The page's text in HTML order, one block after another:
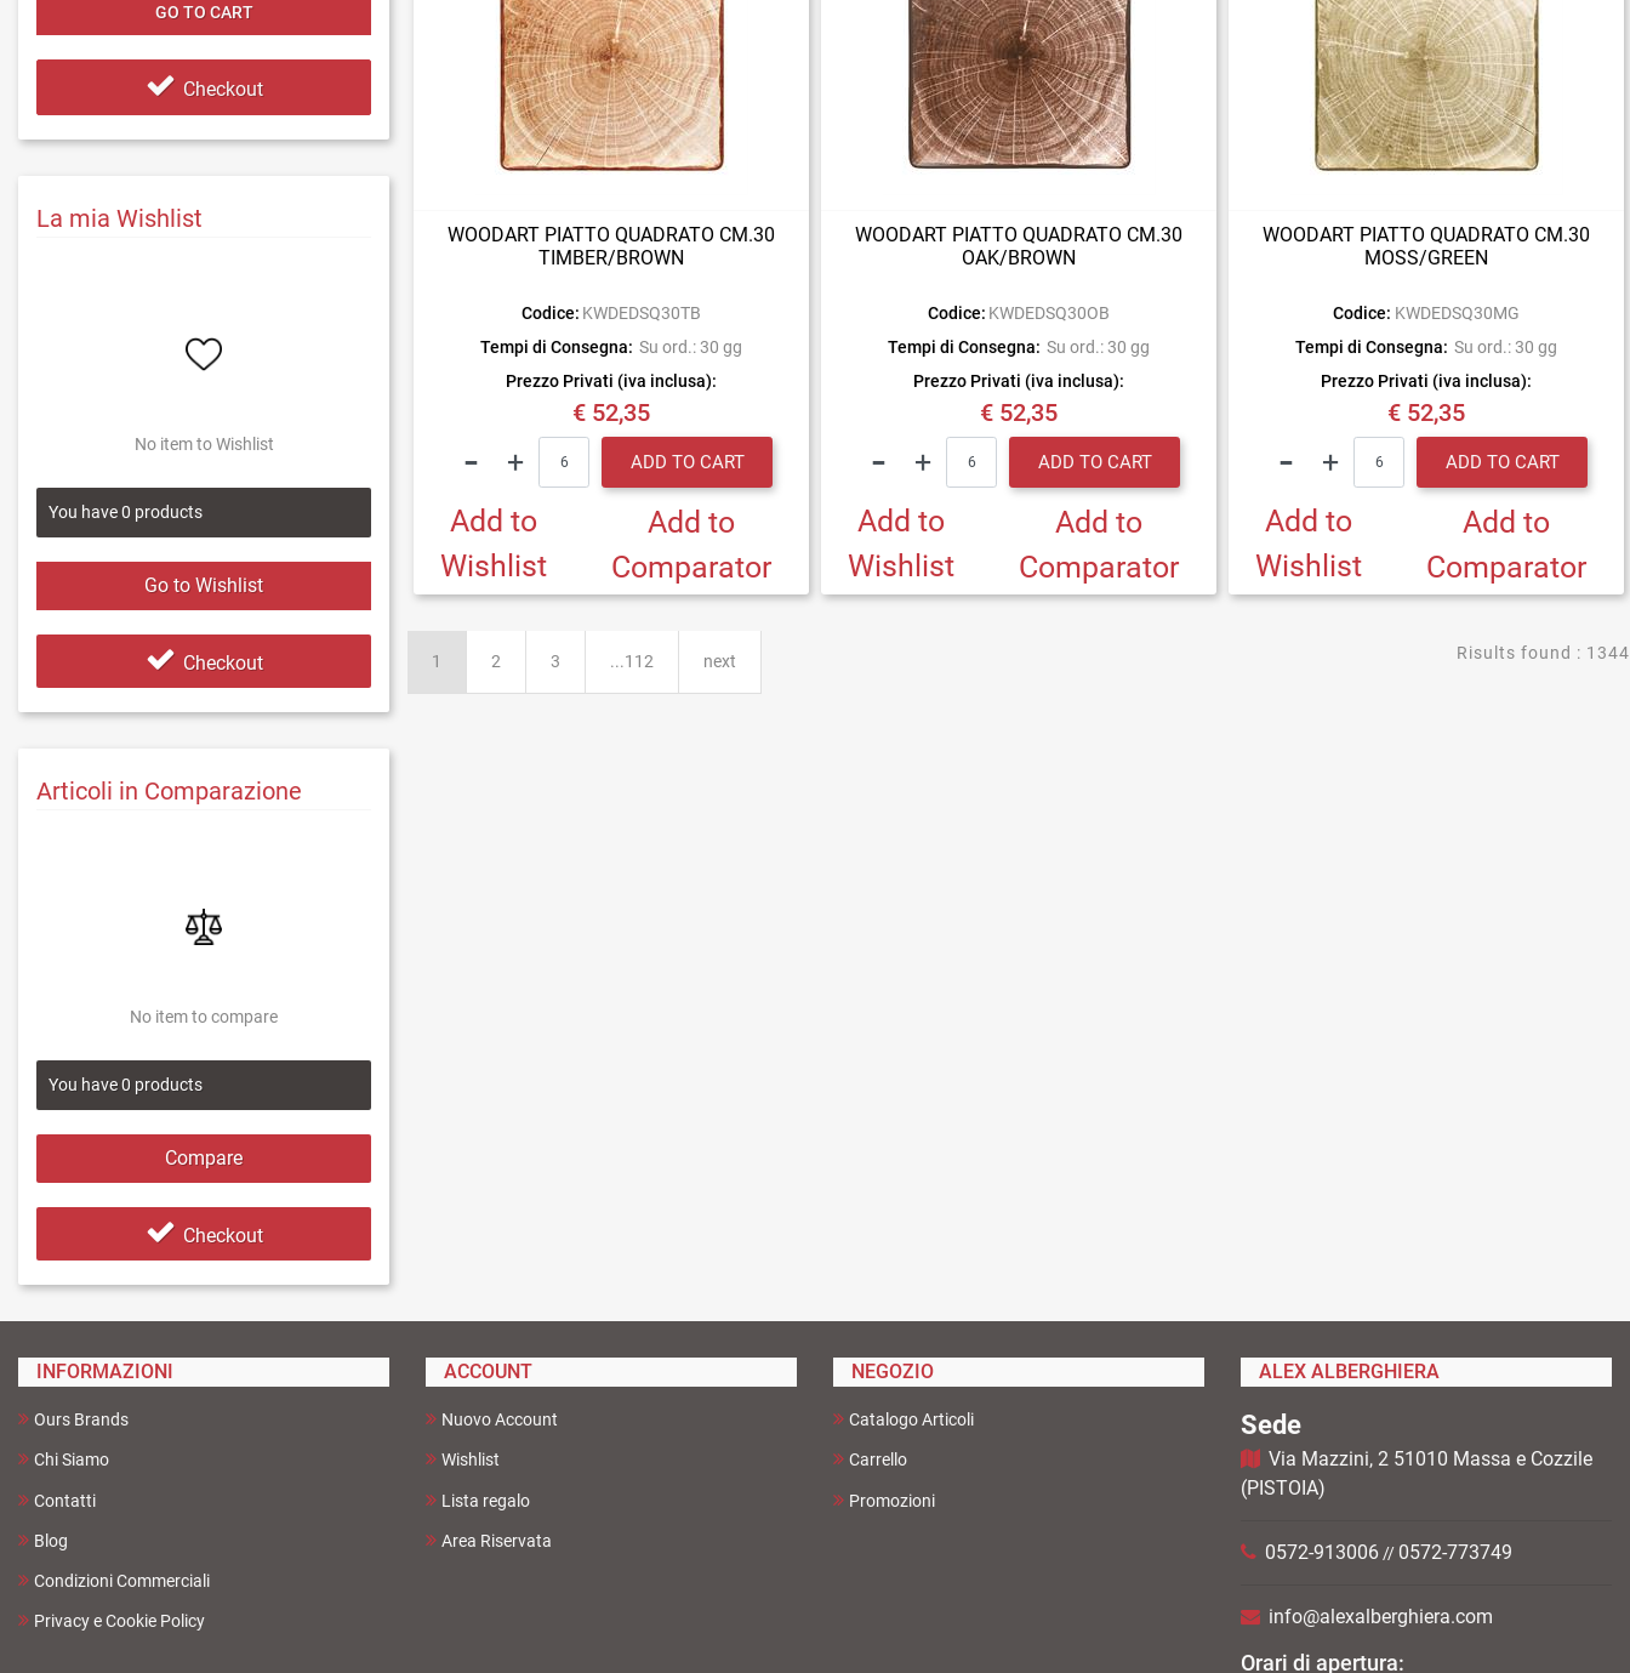
GO TO CART
Checkout
La mia Wishlist
No item to Wishlist
You have0 products
Go to Wishlist
Checkout
Articoli in Comparazione
No item to compare
You have0 products
Compare
Checkout
WOODART PIATTO QUADRATO CM.30
TIMBER/BROWN
Codice: KWDEDSQ30TB
Tempi di Consegna: Su ord.: 30 gg
Prezzo Privati (iva inclusa):
€ 52,35
ADD TO CART
Add to
Wishlist
Add to
Comparator
WOODART PIATTO QUADRATO CM.30
OAK/BROWN
Codice: KWDEDSQ30OB
Tempi di Consegna: Su ord.: 30 gg
Prezzo Privati (iva inclusa):
€ 52,35
ADD TO CART
Add to
Wishlist
Add to
Comparator
WOODART PIATTO QUADRATO CM.30
MOSS/GREEN
Codice: KWDEDSQ30MG
Tempi di Consegna: Su ord.: 30 gg
Prezzo Privati (iva inclusa):
€ 52,35
ADD TO CART
Add to
Wishlist
Add to
Comparator
Risults found : 1344
1 2 3 ...112 next
INFORMAZIONI
Ours Brands
Chi Siamo
Contatti
Blog
Condizioni Commerciali
Privacy e Cookie Policy
ACCOUNT
Nuovo Account
Wishlist
Lista regalo
Area Riservata
NEGOZIO
Catalogo Articoli
Carrello
Promozioni
ALEX ALBERGHIERA
Sede
Via Mazzini, 2 51010 Massa e Cozzile
(PISTOIA)
0572-913006 // 0572-773749
info@alexalberghiera.com
Orari di apertura: